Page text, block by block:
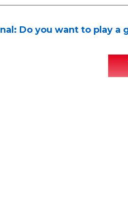
Do you want to play a